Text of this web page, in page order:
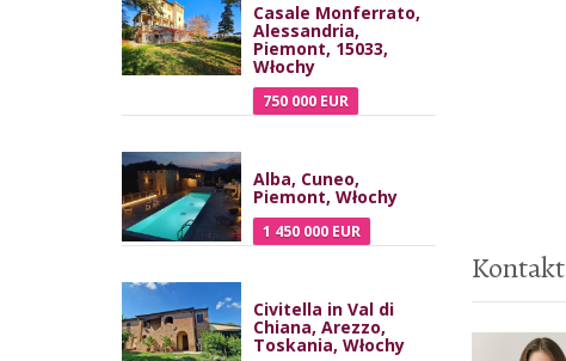
Casale Monferrato,
Alessandria,
Piemont, 15033,
Włochy
750 000 EUR
Alba, Cuneo,
Piemont, Włochy
1 450 000 EUR
Civitella in Val di
Chiana, Arezzo,
Toskania, Włochy
Kontakt